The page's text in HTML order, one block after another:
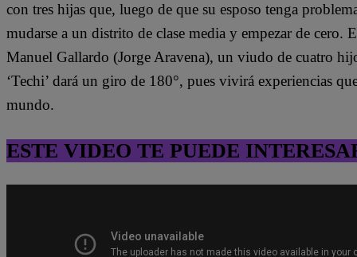
con tres hijas que, luego de que su esposo tenga
mudarse a un distrito de clase media y empezar de cero.
Manuel Gallardo (Jorge Aravena), un viudo de cuatro
‘Techi’ dará un giro de 180°, pues vivirá experiencias
mundo.
ESTE VIDEO TE PUEDE